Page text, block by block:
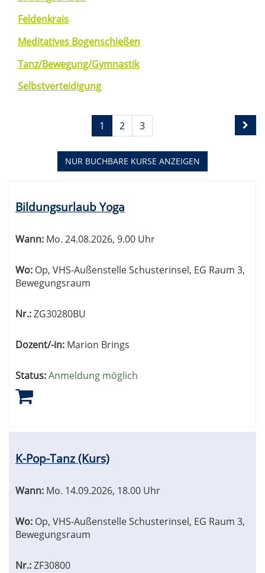
Feldenkrais
Meditatives Bogenschießen
Tanz/Bewegung/Gymnastik
Selbstverteidigung
Seiten
blättern
1 2 3
NUR BUCHBARE KURSE ANZEIGEN
Tabellenüberschriften
können
werden.
Bildungsurlaub Yoga
Wann: Mo. 24.08.2026, 9.00 Uhr
Wo: Op, VHS-Außenstelle Schusterinsel, EG Raum 3,
Bewegungsraum
Nr.:ZG30280BU
Dozent/-in: Marion Brings
Status:Anmeldung möglich
K-Pop-Tanz (Kurs)
Wann: Mo. 14.09.2026, 18.00 Uhr
Wo: Op, VHS-Außenstelle Schusterinsel, EG Raum 3,
Bewegungsraum
Nr.:ZF30800